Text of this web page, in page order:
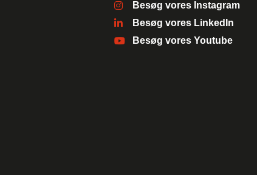
Besøg vores Instagram
Besøg vores LinkedIn
Besøg vores Youtube
Start en ny samtale